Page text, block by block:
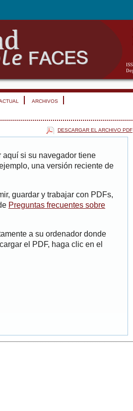
ARCHIVOS
DESCARGAR EL ARCHIVO PDF
si su navegador tiene
una versión reciente de
guardar y trabajar con PDFs,
Preguntas frecuentes sobre
a su ordenador donde
el PDF, haga clic en el